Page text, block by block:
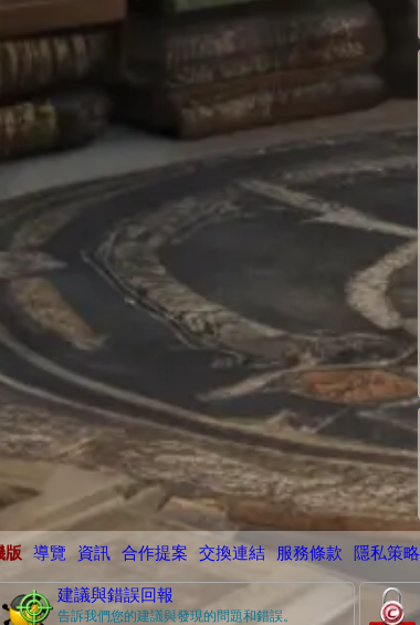
版 導覽 資訊 合作提案 交換連結 服務條款 隱私策略
建議與錯誤回報
告訴我們您的建議與發現的問題和錯誤。